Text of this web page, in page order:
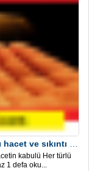
kabulü Her türlü
1 defa oku...